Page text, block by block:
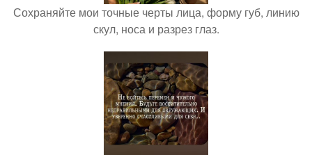
Сохраняйте мои точные черты лица, форму губ, линию
скул, носа и разрез глаз.